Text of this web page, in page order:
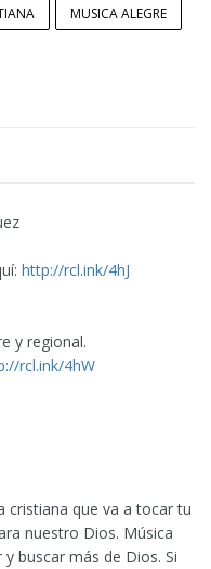
MUSICA ALEGRE
http://rcl.ink/4hJ
y regional.
rcl.ink/4hW
cristiana que va a tocar tu
nuestro Dios. Música
buscar más de Dios. Si